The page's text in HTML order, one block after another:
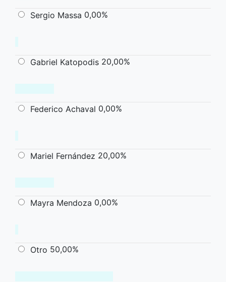
Sergio Massa 0,00%
Gabriel Katopodis 20,00%
Federico Achaval 0,00%
Mariel Fernández 20,00%
Mayra Mendoza 0,00%
Otro 50,00%